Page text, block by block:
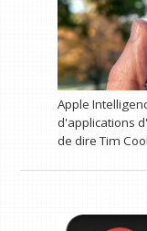
Apple
d'applications
de dire Tim